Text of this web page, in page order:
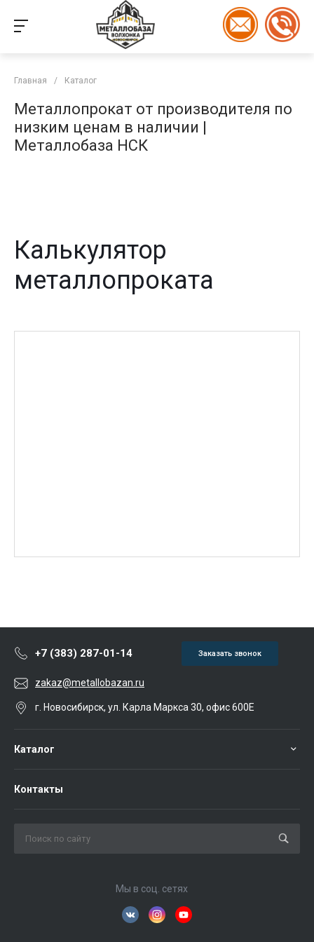
Главная / Каталог
Металлопрокат от производителя по
низким ценам в наличии |
Металлобаза НСК
Калькулятор
металлопроката
+7 (383) 287-01-14 Заказать звонок
zakaz@metallobazan.ru
г. Новосибирск, ул. Карла Маркса 30, офис 600Е
Каталог
Контакты
Мы в соц. сетях